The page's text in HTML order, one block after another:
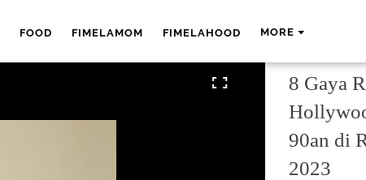
FOOD FIMELAMOM FIMELAHOOD MORE
8 Gaya
90an di
2023